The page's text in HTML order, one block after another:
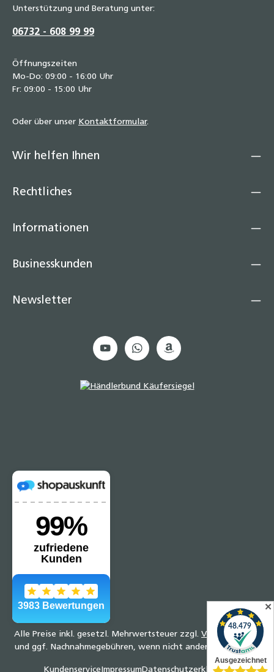
Unterstützung und Beratung unter:
06732 - 608 99 99
Öffnungszeiten
Mo-Do: 09:00 - 16:00 Uhr
Fr: 09:00 - 15:00 Uhr
Oder über unser Kontaktformular.
Wir helfen Ihnen
Rechtliches
Informationen
Businesskunden
Newsletter
Alle Preise inkl. gesetzl. Mehrwertsteuer zzgl. Versandkosten
und ggf. Nachnahmegebühren, wenn nicht anders angegeben.
Kundenservice Impressum Datenschutzerklärung
✕